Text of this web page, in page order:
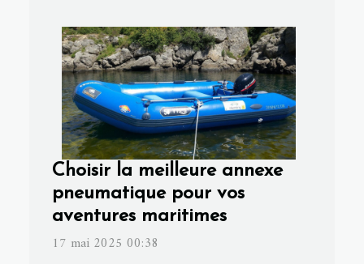
Choisir la meilleure annexe
pneumatique pour vos
aventures maritimes
17 mai 2025 00:38